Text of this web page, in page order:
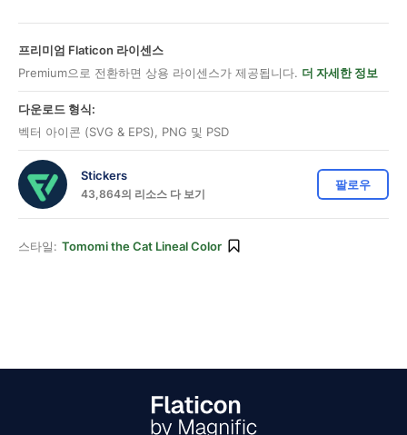
프리미엄 Flaticon 라이센스
Premium으로 전환하면 상용 라이센스가 제공됩니다. 더 자세한 정보
다운로드 형식:
벡터 아이콘 (SVG & EPS), PNG 및 PSD
Stickers
43,864의 리소스 다 보기
팔로우
스타일: Tomomi the Cat Lineal Color